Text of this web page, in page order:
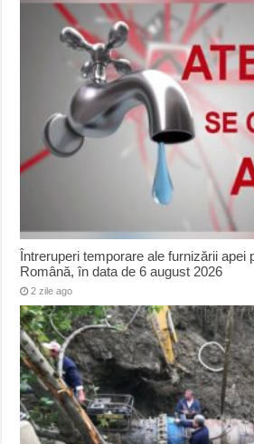
Întreruperi temporare ale furnizării apei
Română, în data de 6 august 2026
2 zile ago